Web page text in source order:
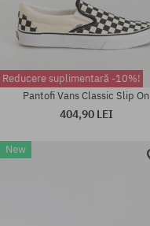
Mărimi existente:
37; 38; 38.5; 39; 40; 41; 42;
Reducere suplimentară -10%!
Pantofi Vans Classic Slip On
404,90 LEI
New